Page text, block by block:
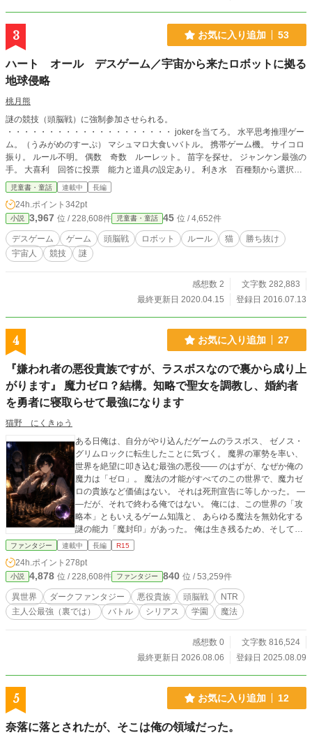
3 お気に入り追加 53
ハート オール デスゲーム／宇宙から来たロボットに拠る
地球侵略
桃月熊
謎の競技（頭脳戦）に強制参加させられる。
・・・・・・・・・・・・・・・・・・・・ jokerを当てろ。 水平思考推理ゲー
ム。（うみがめのすーぷ） マシュマロ大食いバトル。 携帯ゲーム機。 サイコロ
振り。 ルール不明。 偶数 奇数 ルーレット。 苗字を探せ。 ジャンケン最強の
手。 大喜利 回答に投票 能力と道具の設定あり。 利き水 百種類から選択。
赤を集めよう。 算数ドリル。 チェス。 人狼ゲームに参加？ 使用後に四割の確率
で状態異常になるペン。 使用後に八割の確率で状態異常になるペン。 御褒美を
選ぼう。 体育館に集合・説明なし。 神経衰弱 カード百枚 ペアは一組。 pass
wordを推測しろ。 毒薬を当てろ。 他者と被らずに１０迄で最も大きい数字。 白
線を進む。 現象の名付け親。 討論 超能力の有無の証明ｖｓ論破。 Ｄｒ.salt登
場。 ドミノ。 正反対の意味を内包する同一単語。 選択式野球。 多数派又は少数
派。 トランプ七枚選択数字合わせ。 数字のスタンプ押し。 コインの表が出る確
法。 室温調整。 改良・トランプ七枚選択数字合わせ。 言い換え。 二枚のカー
ド 保持と放出。 連携 追跡者から逃亡せよ。 誰にも解けない問題作成。 参加
番五枚。 辞書に載っている単語を作れ。
児童書・童話 連載中 長編
24h.ポイント 342pt
小説 3,967 位 / 228,608件 児童書・童話 45 位 / 4,652件
デスゲーム ゲーム 頭脳戦 ロボット ルール 猫
勝ち抜け
宇宙人
競技 謎
感想数 2
文字数 282,883
最終更新日 2020.04.15
登録日 2016.07.13
4 お気に入り追加 27
『嫌われ者の悪役貴族ですが、ラスボスなので裏から成り上
がります』 魔力ゼロ？結構。知略で聖女を調教し、婚約者
を勇者に寝取らせて最強になります
猫野 にくきゅう
ある日俺は、自分がやり込んだゲームのラスボス、 ゼノス・
グリムロックに転生したことに気づく。 魔界の軍勢を率い、
世界を絶望に叩き込む最強の悪役―― のはずが、なぜか俺の
魔力は「ゼロ」。 魔法の才能がすべてのこの世界で、魔力ゼ
ロの貴族など価値はない。 それは死刑宣告に等しかった。 ―
―だが、それで終わる俺ではない。 俺には、この世界の「攻
略本」ともいえるゲーム知識と、 あらゆる魔法を無効化する
謎の能力「魔封印」があった。 俺は生き残るため、そしてい
ずれ世界を手中に収めるため、 悪役貴族の立場を最大限に利
徒会長を秘密の首輪で調教し、自分の駒へと堕とす。 さらに
は、三年後の大戦を見据え、ゲームの主人公である王子と俺
の婚約者との「禁断の恋」を裏で演出し、王家を揺さぶるス
キャンダルの種を蒔いていく。 これは、魔力ゼロという最悪
の状況から、知略と謀略、そして非情な選択を武器に、 勇者
作品です。こちらでも順次投稿していきます。
ファンタジー 連載中 長編 R15
24h.ポイント 278pt
小説 4,878 位 / 228,608件 ファンタジー 840 位 / 53,259件
異世界 ダークファンタジー 悪役貴族 頭脳戦
NTR
主人公最強（裏では）
バトル シリアス 学園 魔法
感想数 0
文字数 816,524
最終更新日 2026.08.06
登録日 2025.08.09
5 お気に入り追加 12
奈落に落とされたが、そこは俺の領域だった。